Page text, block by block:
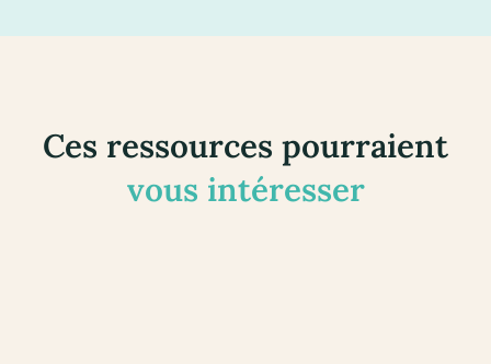
Ces ressources pourraient
vous intéresser